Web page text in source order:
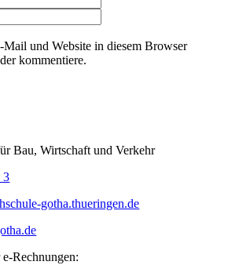
und Website in diesem Browser
kommentiere.
Bau, Wirtschaft und Verkehr
3
gotha.thueringen.de
Rechnungen: